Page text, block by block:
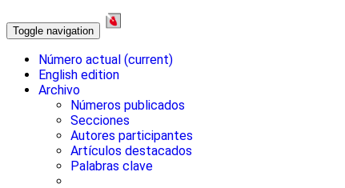
Toggle navigation
Número actual (current)
English edition
Archivo
Números publicados
Secciones
Autores participantes
Artículos destacados
Palabras clave